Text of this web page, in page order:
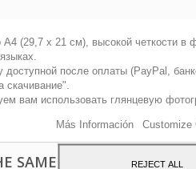
(29,7 х 21 см), высокой четкости в
доступной после оплаты (PayPal,
скачивание".
вам использовать глянцевую
SAME CATEGORY:
Our webstore uses cookies to offer a
if you keep browsing the website.
Más Información Customize
REJECT ALL